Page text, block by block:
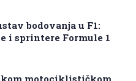
bodovanja u F1:
i sprintere Formule 1